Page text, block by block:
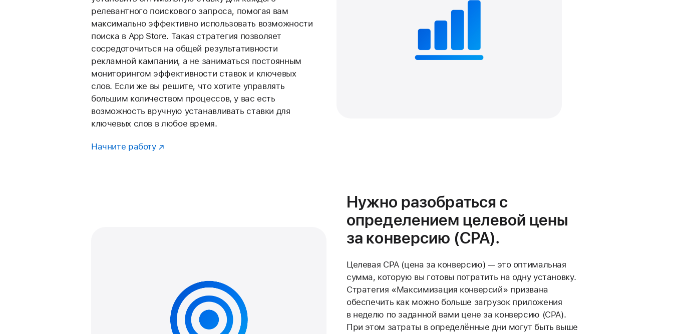
релевантного поискового запроса, помогая вам
максимально эффективно использовать возможности
поиска в App Store. Такая стратегия позволяет
сосредоточиться на общей результативности
рекламной кампании, а не заниматься постоянным
мониторингом эффективности ставок и ключевых
слов. Если же вы решите, что хотите управлять
большим количеством процессов, у вас есть
возможность вручную устанавливать ставки для
ключевых слов в любое время.
Начните работу
Нужно разобраться с
определением целевой цены
за конверсию (CPA).
Целевая CPA (цена за конверсию) — это оптимальная
сумма, которую вы готовы потратить на одну установку.
Стратегия «Максимизация конверсий» призвана
обеспечить как можно больше загрузок приложения
в неделю по заданной вами цене за конверсию (CPA).
При этом затраты в определённые дни могут быть выше